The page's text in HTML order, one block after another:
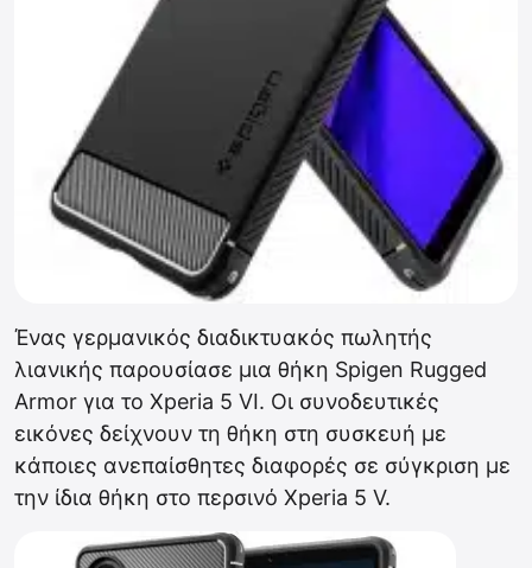
Ένας γερμανικός διαδικτυακός πωλητής
λιανικής παρουσίασε μια θήκη Spigen Rugged
Armor για το Xperia 5 VI. Οι συνοδευτικές
εικόνες δείχνουν τη θήκη στη συσκευή με
κάποιες ανεπαίσθητες διαφορές σε σύγκριση με
την ίδια θήκη στο περσινό Xperia 5 V.